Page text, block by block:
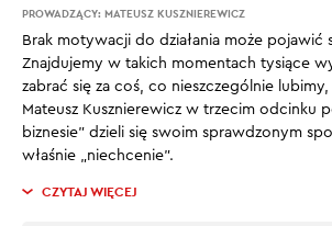
PROWADZĄCY: MATEUSZ KUSZNIEREWICZ
Brak motywacji do działania może pojawić
Znajdujemy w takich momentach tysiące
zabrać się za coś, co nieszczególnie
Mateusz Kusznierewicz w trzecim odcinku
biznesie” dzieli się swoim sprawdzonym
właśnie „niechcenie”.
CZYTAJ WIĘCEJ